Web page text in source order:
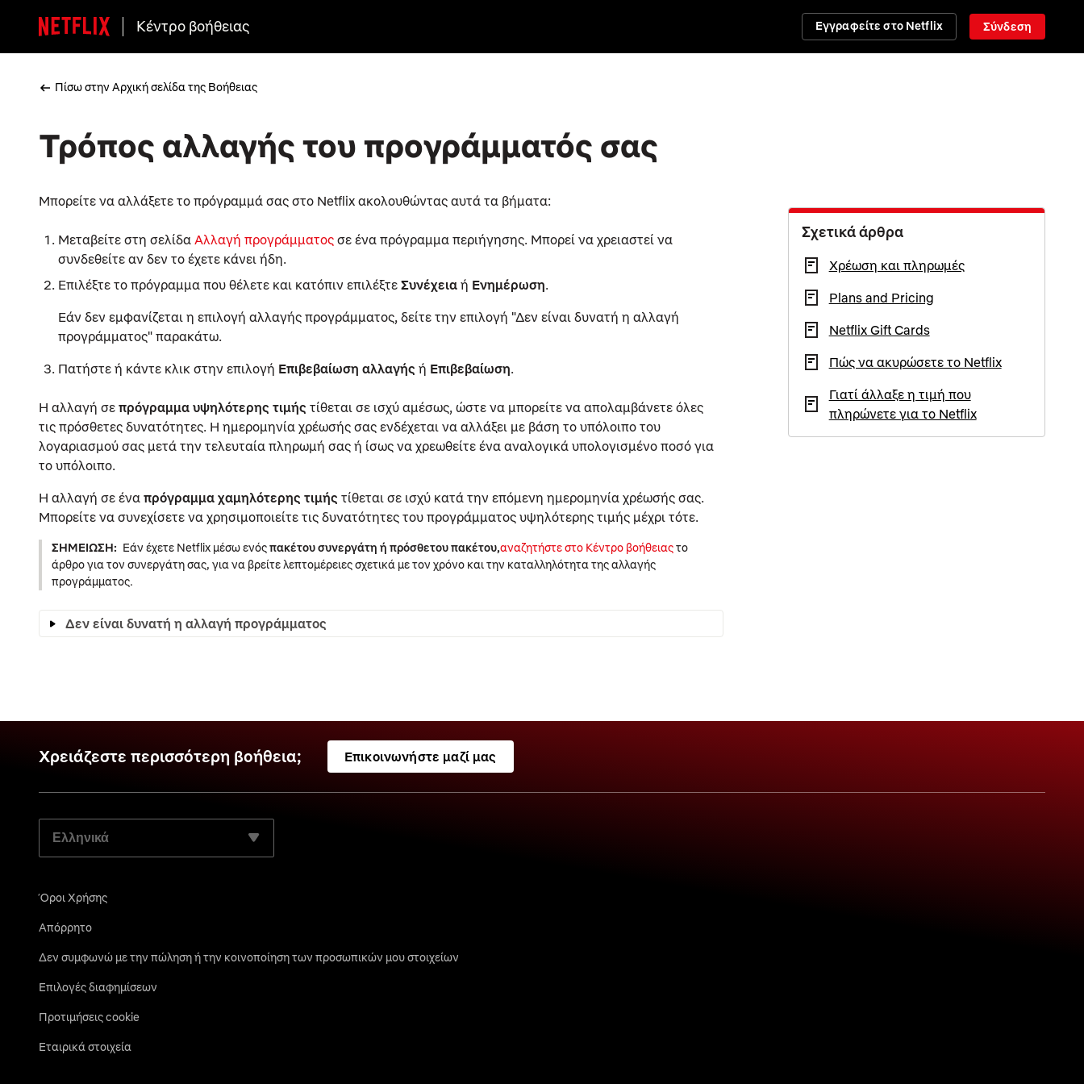
Κέντρο βοήθειας Εγγραφείτε στο Netflix Σύνδεση
Πίσω στην Αρχική σελίδα της Βοήθειας
Τρόπος αλλαγής του προγράμματός σας
Μπορείτε να αλλάξετε το πρόγραμμά σας στο Netflix ακολουθώντας αυτά τα βήματα:
Μεταβείτε στη σελίδα Αλλαγή προγράμματος σε ένα πρόγραμμα περιήγησης. Μπορεί να χρειαστεί να
συνδεθείτε αν δεν το έχετε κάνει ήδη.
Επιλέξτε το πρόγραμμα που θέλετε και κατόπιν επιλέξτε Συνέχεια ή Ενημέρωση.
Εάν δεν εμφανίζεται η επιλογή αλλαγής προγράμματος, δείτε την επιλογή "Δεν είναι δυνατή η αλλαγή
προγράμματος" παρακάτω.
Πατήστε ή κάντε κλικ στην επιλογή Επιβεβαίωση αλλαγής ή Επιβεβαίωση.
Η αλλαγή σε πρόγραμμα υψηλότερης τιμής τίθεται σε ισχύ αμέσως, ώστε να μπορείτε να απολαμβάνετε όλες
τις πρόσθετες δυνατότητες. Η ημερομηνία χρέωσής σας ενδέχεται να αλλάξει με βάση το υπόλοιπο του
λογαριασμού σας μετά την τελευταία πληρωμή σας ή ίσως να χρεωθείτε ένα αναλογικά υπολογισμένο ποσό για
το υπόλοιπο.
Η αλλαγή σε ένα πρόγραμμα χαμηλότερης τιμής τίθεται σε ισχύ κατά την επόμενη ημερομηνία χρέωσής σας.
Μπορείτε να συνεχίσετε να χρησιμοποιείτε τις δυνατότητες του προγράμματος υψηλότερης τιμής μέχρι τότε.
ΣΗΜΕΊΩΣΗ: Εάν έχετε Netflix μέσω ενόςπακέτου συνεργάτη ή πρόσθετου πακέτου,αναζητήστε στο Κέντρο βοήθειαςτο
άρθρο για τον συνεργάτη σας, για να βρείτε λεπτομέρειες σχετικά με τον χρόνο και την καταλληλότητα της αλλαγής
προγράμματος.
Δεν είναι δυνατή η αλλαγή προγράμματος
Σχετικά άρθρα
Χρέωση και πληρωμές
Plans and Pricing
Netflix Gift Cards
Πώς να ακυρώσετε το Netflix
Γιατί άλλαξε η τιμή που
πληρώνετε για το Netflix
Χρειάζεστε περισσότερη βοήθεια; Επικοινωνήστε μαζί μας
ΕΠΙΛΈΞΤΕ ΤΗ ΓΛΏΣΣΑ ΤΗΣ ΠΡΟΤΊΜΗΣΉΣ ΣΑΣ:
Όροι Χρήσης
Απόρρητο
Δεν συμφωνώ με την πώληση ή την κοινοποίηση των προσωπικών μου στοιχείων
Επιλογές διαφημίσεων
Προτιμήσεις cookie
Εταιρικά στοιχεία